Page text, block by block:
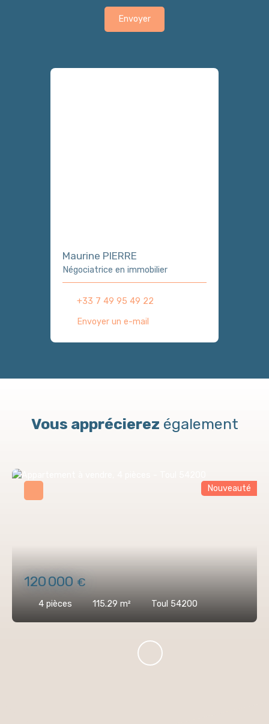
Envoyer
Maurine PIERRE
Négociatrice en immobilier
+33 7 49 95 49 22
Envoyer un e-mail
Vous apprécierez également
120 000€
4 pièces 115.29 m² Toul 54200
Nouveauté